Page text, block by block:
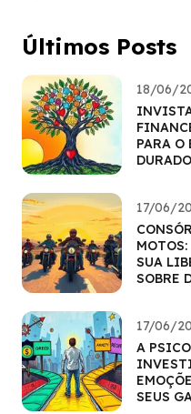
Últimos Posts
18/06/
PARA O
17/06/
SUA
SOBRE
17/06/
A
SEUS